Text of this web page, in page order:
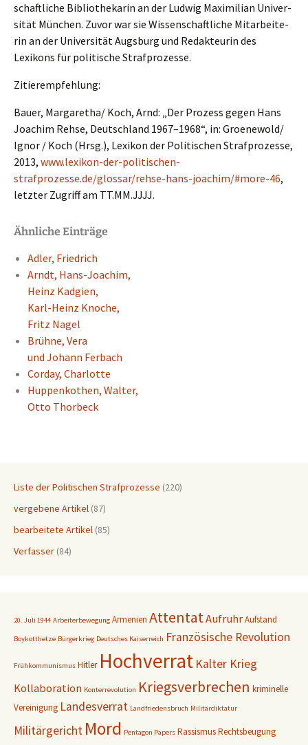
schaft­li­che Biblio­the­ka­rin an der Ludwig Maximi­li­an Univer­
si­tät München. Zuvor war sie Wissen­schaft­li­che Mitar­bei­te­
rin an der Univer­si­tät Augsburg und Redak­teu­rin des
Lexikons für politi­sche Strafprozesse.
Zitier­emp­feh­lung:
Bauer, Margaretha/ Koch, Arnd: „Der Prozess gegen Hans
Joachim Rehse, Deutsch­land 1967–1968“, in: Groenewold/
Ignor / Koch (Hrsg.), Lexikon der Politi­schen Straf­pro­zes­se,
2013, www.lexikon-der-politischen-
strafprozesse.de/glossar/rehse-hans-joachim/#more-46,
letzter Zugriff am TT.MM.JJJJ.
Ähnliche Einträge
Adler, Fried­rich
Arndt, Hans-Joachim,
Heinz Kadgien,
Karl-Heinz Knoche,
Fritz Nagel
Brühne, Vera
und Johann Ferbach
Corday, Charlot­te
Huppen­ko­then, Walter,
Otto Thorbeck
Liste der Politischen Strafprozesse (220)
vergebene Artikel (87)
bearbeitete Artikel (85)
Verfasser (84)
20. Juli 1944 Arbeiterbewegung Armenien AttentatAufruhrAufstand
Boykotthetze Bürgerkrieg Deutsches Kaiserreich Französische Revolution
Frühkommunismus Hitler Hochverrat Kalter Krieg
Kollaboration Konterrevolution Kriegsverbrechen kriminelle
Vereinigung Landesverrat Landfriedensbruch Militärdiktatur
Militärgericht Mord Pentagon Papers RassismusRechtsbeugung